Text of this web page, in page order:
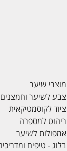
מוצרי שיער
צבע לשיער וחמצנים
ציוד לקוסמטיקאית
ריהוט למספרה
אמפולות לשיער
בלוג - טיפים